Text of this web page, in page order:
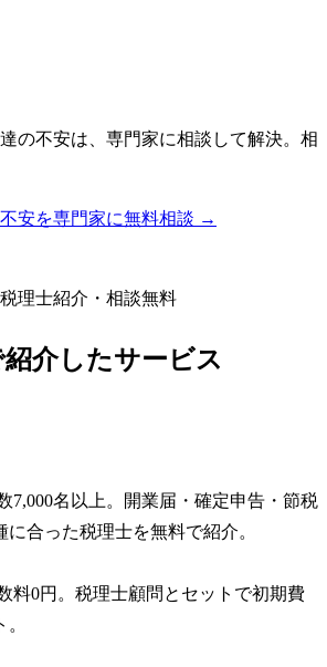
の不安は、専門家に相談して解決。相
安を専門家に無料相談 →
理士紹介・相談無料
介したサービス
7,000名以上。開業届・確定申告・節税
に合った税理士を無料で紹介。
料0円。税理士顧問とセットで初期費